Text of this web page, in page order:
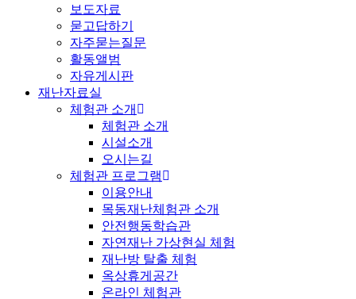
보도자료
묻고답하기
자주묻는질문
활동앨범
자유게시판
재난자료실
체험관 소개
체험관 소개
시설소개
오시는길
체험관 프로그램
이용안내
목동재난체험관 소개
안전행동학습관
자연재난 가상현실 체험
재난방 탈출 체험
옥상휴게공간
온라인 체험관